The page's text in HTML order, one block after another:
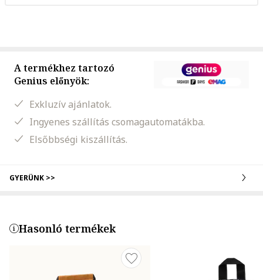
A termékhez tartozó
Genius előnyök:
Exkluzív ajánlatok.
Ingyenes szállítás csomagautomatákba.
Elsőbbségi kiszállítás.
GYERÜNK >>
Hasonló termékek